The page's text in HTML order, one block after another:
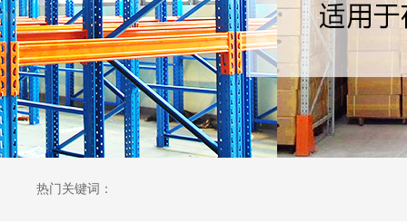
热门关键词：